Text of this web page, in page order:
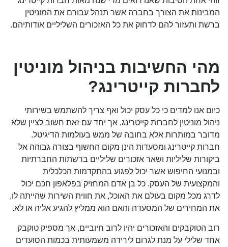
המבינות את הצורך בחברה אשר תנהל עבורם את המוניטין
ברשת ותעזור להם לדחוק את כל האזכורים השליליים אודותיהם.
מהי החשיבות בניהול מוניטין
לחברות קייטרינג?
כיום אנו למדים כי כל עסק יכול ואף צריך להשתמש בשירותי
ניהול מוניטין לחברות קייטרינג, אך יחד עם זאת חשוב לציין שלא
מדובר במותרות אלא בחובה של ממש בעולמות הדיגיטל.
חברות קייטרינג ומסעדות הינן מקום החשוף בצורה גבוהה אל
ביקורות שליליות ושאר אזכורים שליליים ברשתות החברתיות
ובמנועי החיפוש אשר יכול לפגוע בהתקדמות הכלכלית
והמקצועית של העסק. כל בן אדם המחזיק בפלאפון חכם יכול
לדרג מכל מקום בעולם את האוכל, את חווית השירות שהייתה לו,
את המחירים של המסעדה והאם הוא ממליץ להגיע אליה או לא.
רוב הטוקבקים והאזכורים יהיו לרוב חיוביים, אך מספיק טוקבק
אחד שלילי על מנת לגרום לירידה משמעותית בכמות הסועדים